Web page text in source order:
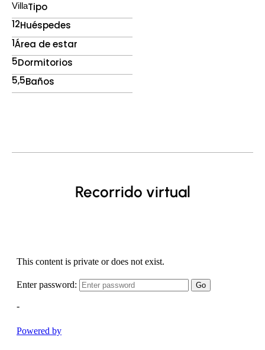
VillaTipo
12Huéspedes
1Área de estar
5Dormitorios
5,5Baños
Recorrido virtual